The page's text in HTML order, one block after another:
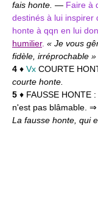
fais honte. — Faire à
destinés à lui inspirer
honte à qqn en lui
humilier. « Je vous
fidèle, irréprochable »
4 ♦ Vx COURTE
courte honte.
5 ♦ FAUSSE HONTE :
n'est pas blâmable. ⇒
La fausse honte, qui